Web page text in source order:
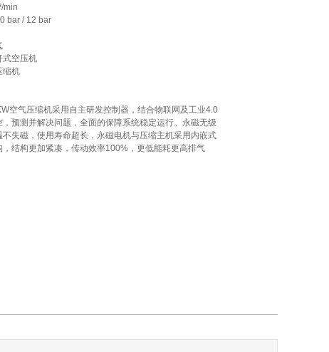
min
bar / 12 bar
式空压机
缩机
空气压缩机采用自主研发控制器，结合物联网及工业4.0
预测并解决问题，全面的保障系统稳定运行。永磁无级
不失磁，使用寿命超长，永磁电机与压缩主机采用内嵌式
，结构更加紧凑，传动效率100%，更低能耗更高排气